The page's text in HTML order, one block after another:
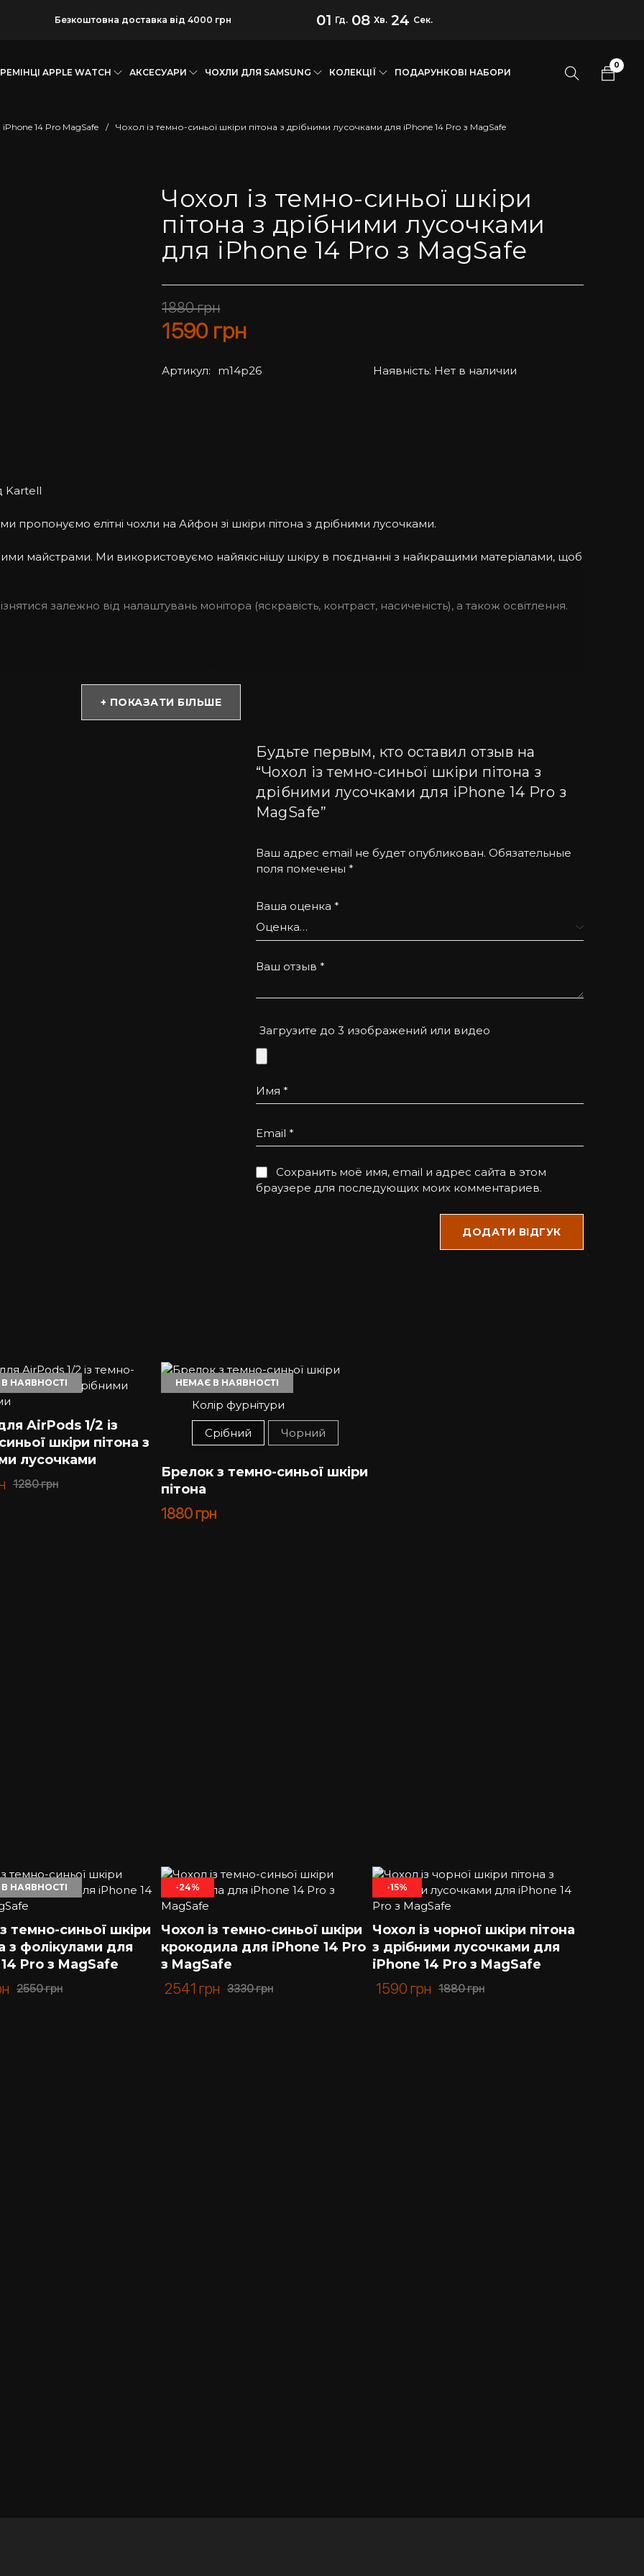
Безкоштовна доставка від 4000 грн 01 Гд. 08 Хв. 23 Сек.
РЕМІНЦІ APPLE WATCH АКСЕСУАРИ ЧОХЛИ ДЛЯ SAMSUNG КОЛЕКЦІЇ ПОДАРУНКОВІ НАБОРИ
0
iPhone 14 Pro MagSafe / Чохол із темно-синьої шкіри пітона з дрібними лусочками для iPhone 14 Pro з MagSafe
Чохол із темно-синьої шкіри
пітона з дрібними лусочками
для iPhone 14 Pro з MagSafe
1880грн
1590 грн
Артикул: m14p26 Наявність: Нет в наличии
Kartell
пропонуємо елітні чохли на Айфон зі шкіри пітона з дрібними лусочками.
майстрами. Ми використовуємо найякіснішу шкіру в поєднанні з найкращими матеріалами, щоб
залежно від налаштувань монітора (яскравість, контраст, насиченість), а також освітлення.
шкіри пітону завжди виглядає розкішно. Стильне оформлення не залишить Вас без уваги
софт тач покриттям, має преміум якість, міцний та зносостійкий за рахунок якісної фурнітури.
на Айфон зі шкіри пітона завжди матиме різний малюнок.
допоможе підібрати потрібну модель. Пропонуємо на вибір елітні чохли для iPhone не тільки з
проконсультуємо Вас з усіх питань. Купити чохол на Айфон у нас – завжди вигідно та
+ ПОКАЗАТИ БІЛЬШЕ
Будьте первым, кто оставил отзыв на
“Чохол із темно-синьої шкіри пітона з
дрібними лусочками для iPhone 14 Pro з
MagSafe”
Ваш адрес email не будет опубликован. Обязательные
поля помечены*
Ваша оценка*
Ваш отзыв*
Загрузите до 3 изображений или видео
Имя*
Email*
Сохранить моё имя, email и адрес сайта в этом
браузере для последующих моих комментариев.
НАЯВНОСТІ
AirPods 1/2 із
шкіри пітона з
лусочками
1280грн
Колір фурнітури
Срібний Чорний
НЕМАЄ В НАЯВНОСТІ
Брелок з темно-синьої шкіри
пітона
1880грн
НАЯВНОСТІ
темно-синьої шкіри
з фолікулами для
Pro з MagSafe
2550грн
-24%
Чохол із темно-синьої шкіри
крокодила для iPhone 14 Pro
з MagSafe
3330грн
2541 грн
-15%
Чохол із чорної шкіри пітона
з дрібними лусочками для
iPhone 14 Pro з MagSafe
1880грн
1590 грн